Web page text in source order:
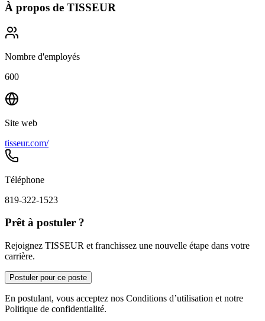
À propos de TISSEUR
Nombre d'employés
600
Site web
tisseur.com/
Téléphone
819-322-1523
Prêt à postuler ?
Rejoignez TISSEUR et franchissez une nouvelle étape dans votre
carrière.
Postuler pour ce poste
En postulant, vous acceptez nos Conditions d’utilisation et notre
Politique de confidentialité.